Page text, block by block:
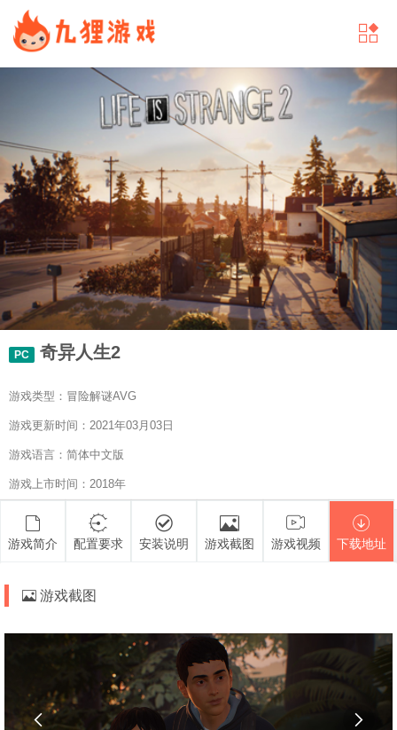
PC 奇异人生2
游戏类型：冒险解谜AVG
游戏更新时间：2021年03月03日
游戏语言：简体中文版
游戏上市时间：2018年
游戏简介 配置要求 安装说明 游戏截图 游戏视频 下载地址
游戏截图
 